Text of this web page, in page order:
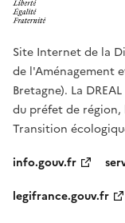
Site Internet de la
de l'Aménagement
Bretagne). La
du préfet de région,
Transition
info.gouv.fr
legifrance.gouv.fr